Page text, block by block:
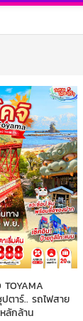
ตาร์.. รถไฟสาย
ลักล้าน